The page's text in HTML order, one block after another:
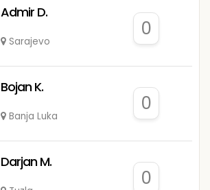
Admir D.
Sarajevo
0
Bojan K.
Banja Luka
0
Darjan M.
0